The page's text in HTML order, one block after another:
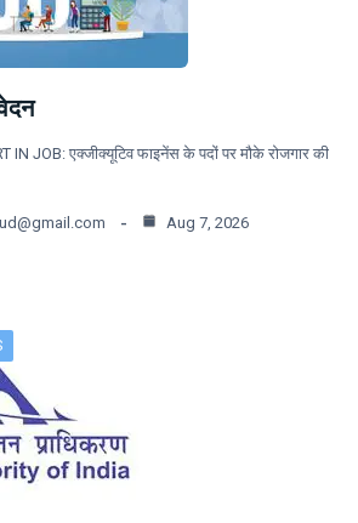
JOB: एक्जीक्यूटिव फाइनेंस के पदों पर मौके रोजगार की
Aug 7, 2026